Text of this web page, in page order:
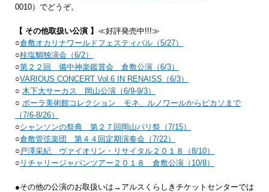
0010）でどうぞ。
【 その他取扱い公演 】 ≪好評発売中!!!≫
○倉敷オカリナワールドフェスティバル（5/27）
○桂塩鯛独演会（6/2）
○第２２回 備中神楽鑑賞会 倉敷公演（6/3）
○VARIOUS CONCERT Vol.6 IN RENAISS（6/3）
○ 木下大サーカス 岡山公演（6/9-9/3）
○ ポーラ美術館コレクション モネ、ルノワールからピカソまで
（7/6-8/26）
○シャンソンの祭典 第２７回岡山パリ祭（7/15）
○倉敷管弦楽団 第４４回定期演奏会（7/22）
○ 戸澤采紀 ヴァイオリン・リサイタル２０１８（8/10）
○ リチャリージャパンツアー２０１８ 倉敷公演（10/8）
●その他の公演のお取扱いは→アルスくらしきチケットセンターでは